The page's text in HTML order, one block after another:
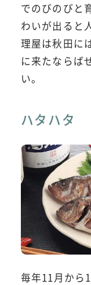
でのびのびと
わいが出ると
理屋は秋田に
に来たならば
い。
ハタハタ
毎年11月から